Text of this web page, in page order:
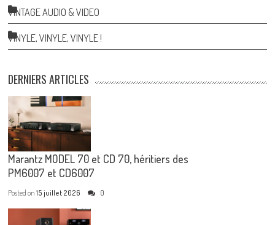
VINTAGE AUDIO & VIDEO
VINYLE, VINYLE, VINYLE !
DERNIERS ARTICLES
Marantz MODEL 70 et CD 70, héritiers des
PM6007 et CD6007
Posted on15 juillet 2026 0